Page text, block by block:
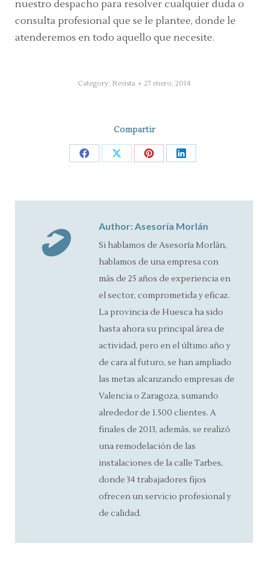
nuestro despacho para resolver cualquier duda o
consulta profesional que se le plantee, donde le
atenderemos en todo aquello que necesite.
Category: Revista 27 enero, 2014
Compartir
Share Share Share Share
Author:Asesoría Morlán
Si hablamos de Asesoría Morlán,
hablamos de una empresa con
más de 25 años de experiencia en
el sector, comprometida y eficaz.
La provincia de Huesca ha sido
hasta ahora su principal área de
actividad, pero en el último año y
de cara al futuro, se han ampliado
las metas alcanzando empresas de
Valencia o Zaragoza, sumando
alrededor de 1.500 clientes. A
finales de 2013, además, se realizó
una remodelación de las
instalaciones de la calle Tarbes,
donde 34 trabajadores fijos
ofrecen un servicio profesional y
de calidad.